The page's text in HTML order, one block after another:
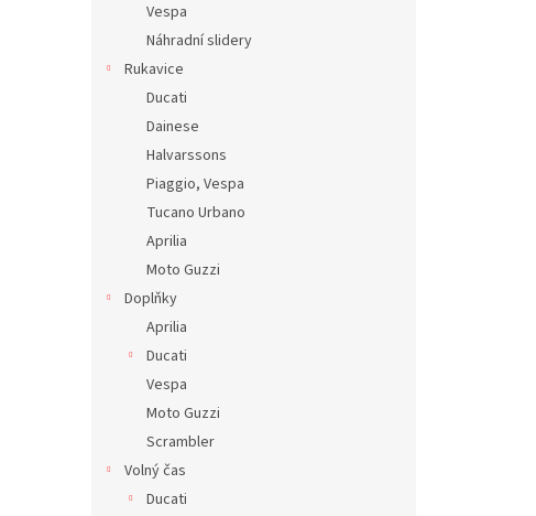
Vespa
Náhradní slidery
Rukavice
Ducati
Dainese
Halvarssons
Piaggio, Vespa
Tucano Urbano
Aprilia
Moto Guzzi
Doplňky
Aprilia
Ducati
Vespa
Moto Guzzi
Scrambler
Volný čas
Ducati